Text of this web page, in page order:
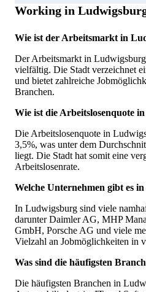
Working in
Wie ist der Arbeitsmarkt in
Der Arbeitsmarkt in
vielfältig. Die Stadt verzeichnet
und bietet zahlreiche
Branchen.
Wie ist die Arbeitslosenquote
Die Arbeitslosenquote in
3,5%, was unter dem
liegt. Die Stadt hat somit eine
Arbeitslosenrate.
Welche Unternehmen gibt es
In Ludwigsburg sind viele
darunter Daimler AG, MHP
GmbH, Porsche AG und viele
Vielzahl an Jobmöglichkeiten in
Was sind die häufigsten
Die häufigsten Branchen in